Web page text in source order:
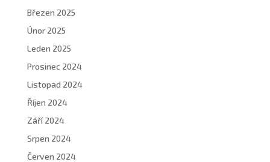
Březen 2025
Únor 2025
Leden 2025
Prosinec 2024
Listopad 2024
Říjen 2024
Září 2024
Srpen 2024
Červen 2024